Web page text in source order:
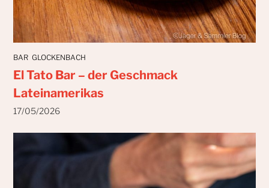
BAR GLOCKENBACH
El Tato Bar – der Geschmack
Lateinamerikas
17/05/2026